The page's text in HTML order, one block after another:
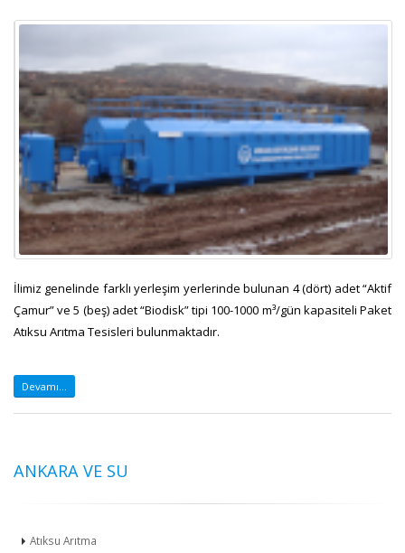
İlimiz genelinde farklı yerleşim yerlerinde bulunan 4 (dört) adet “Aktif
Çamur” ve 5 (beş) adet “Biodisk” tipi 100-1000 m³/gün kapasiteli Paket
Atıksu Arıtma Tesisleri bulunmaktadır.
Devamı...
ANKARA VE SU
Atıksu Arıtma